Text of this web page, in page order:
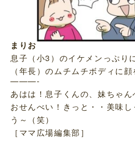
まりお
息子（小3）のイケメンっぷり
（年長）のムチムチボディに顔
———-
あはは！息子くんの、妹ちゃ
おせんべい！きっと・・美味し
う～（笑）
［ママ広場編集部］